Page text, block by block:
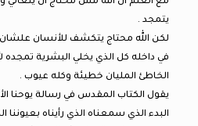
يتمجد .
لكن الله محتاج يتكشف للأنسان علشان
في داخله كل الذي يخلي البشرية
الخاطئ المليان خطيئة وكله عيوب .
البدء الذي سمعناه الذي رأيناه بعيوننا